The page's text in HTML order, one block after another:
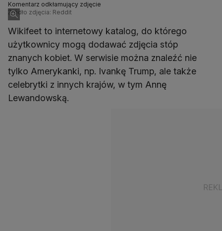
Komentarz odkłamujący zdjęcie
Źródło zdjęcia: Reddit
Wikifeet to internetowy katalog, do którego
użytkownicy mogą dodawać zdjęcia stóp
znanych kobiet. W serwisie można znaleźć nie
tylko Amerykanki, np. Ivankę Trump, ale także
celebrytki z innych krajów, w tym Annę
Lewandowską.